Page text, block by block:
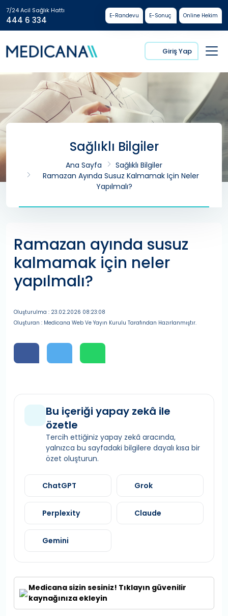
7/24 Acil Sağlık Hattı
444 6 334 E-Randevu E-Sonuç Online Hekim
Giriş Yap
Sağlıklı Bilgiler
Ana Sayfa
Sağlıklı Bilgiler
Ramazan Ayında Susuz Kalmamak Için Neler
Yapılmalı?
Ramazan ayında susuz
kalmamak için neler
yapılmalı?
Oluşturulma : 23.02.2026 08:23:08
Oluşturan : Medicana Web Ve Yayın Kurulu Tarafından Hazırlanmıştır.
Bu içeriği yapay zekâ ile
özetle
Tercih ettiğiniz yapay zekâ aracında,
yalnızca bu sayfadaki bilgilere dayalı kısa bir
özet oluşturun.
ChatGPT Grok
Perplexity Claude
Gemini
Medicana sizin sesiniz! Tıklayın güvenilir
kaynağınıza ekleyin